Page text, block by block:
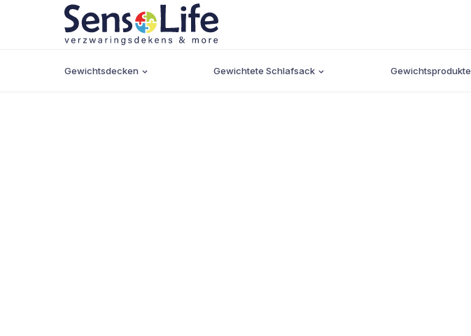
Gewichtsdecken Gewichtete Schlafsack Gewichtsprodukte